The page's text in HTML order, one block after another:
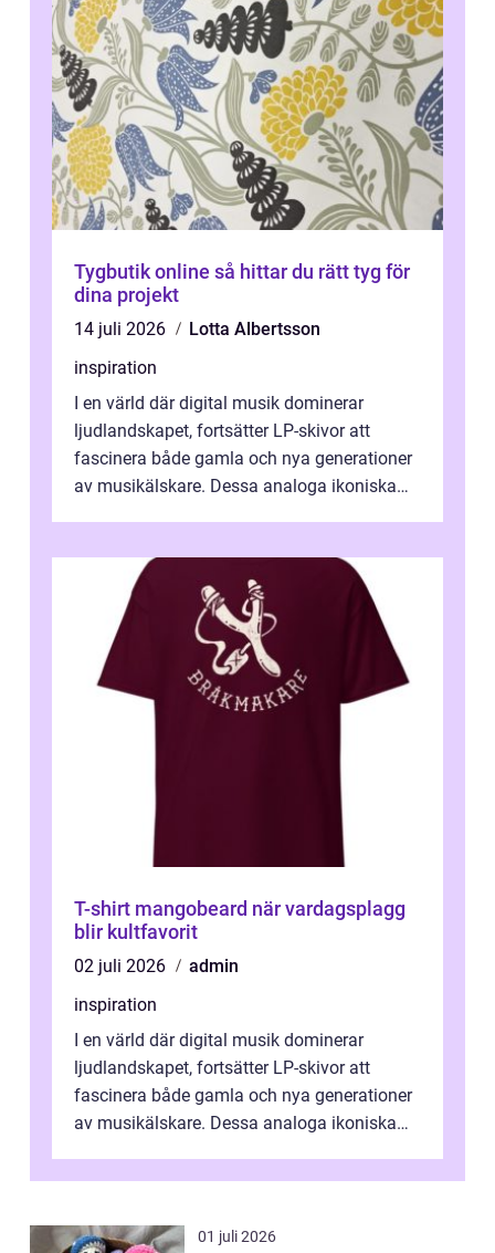
Tygbutik online så hittar du rätt tyg för
dina projekt
14 juli 2026
Lotta Albertsson
inspiration
I en värld där digital musik dominerar
ljudlandskapet, fortsätter LP-skivor att
fascinera både gamla och nya generationer
av musikälskare. Dessa analoga ikoniska
T-shirt mangobeard när vardagsplagg
blir kultfavorit
02 juli 2026
admin
inspiration
I en värld där digital musik dominerar
ljudlandskapet, fortsätter LP-skivor att
fascinera både gamla och nya generationer
av musikälskare. Dessa analoga ikoniska
01 juli 2026